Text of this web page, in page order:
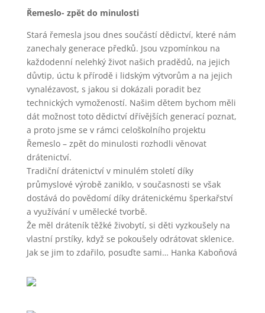
Řemeslo- zpět do minulosti
Stará řemesla jsou dnes součástí dědictví, které nám
zanechaly generace předků. Jsou vzpomínkou na
každodenní nelehký život našich pradědů, na jejich
důvtip, úctu k přírodě i lidským výtvorům a na jejich
vynalézavost, s jakou si dokázali poradit bez
technických vymožeností. Našim dětem bychom měli
dát možnost toto dědictví dřívějších generací poznat,
a proto jsme se v rámci celoškolního projektu
Řemeslo – zpět do minulosti rozhodli věnovat
drátenictví.
Tradiční drátenictví v minulém století díky
průmyslové výrobě zaniklo, v současnosti se však
dostává do povědomí díky drátenickému šperkařství
a využívání v umělecké tvorbě.
Že měl dráteník těžké živobytí, si děti vyzkoušely na
vlastní prstíky, když se pokoušely odrátovat sklenice.
Jak se jim to zdařilo, posuďte sami… Hanka Kaboňová